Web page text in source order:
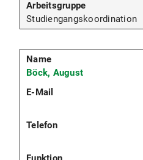
Studiengangskoordination
Böck, August